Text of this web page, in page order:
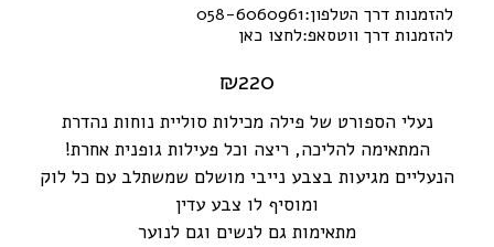
להזמנות דרך הטלפון:058-6060961
להזמנות דרך ווטסאפ:לחצו כאן
₪220
נעלי הספורט של פילה מכילות סוליית נוחות נהדרת
המתאימה להליכה, ריצה וכל פעילות גופנית אחרת!
הנעליים מגיעות בצבע נייבי מושלם שמשתלב עם כל לוק
ומוסיף לו צבע עדין
מתאימות גם לנשים וגם לנוער